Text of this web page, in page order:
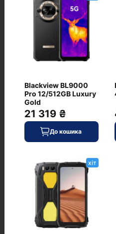
Питання та
+ Додати
Немає питань про
Blackview BL9000
Pro 12/512GB Luxury
Gold
21 319 ₴
До кошика
хіт